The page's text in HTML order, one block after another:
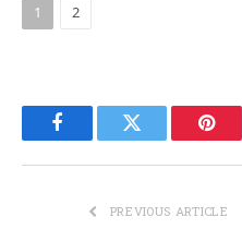
1 2
FacebookTwitter
PREVIOUS ARTICLE